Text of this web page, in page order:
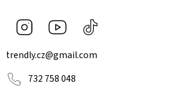
Facebook Instagram https://www.youtube.com/
navlnetrendu5284
trendly.cz@gmail.com
732 758 048